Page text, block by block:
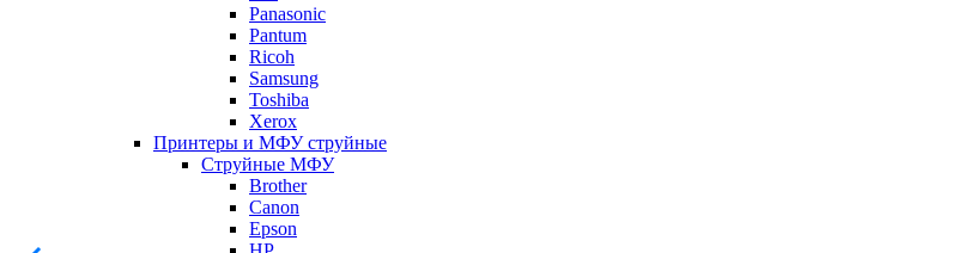
Panasonic
Pantum
Ricoh
Samsung
Toshiba
Xerox
Принтеры и МФУ струйные
Струйные МФУ
Brother
Canon
Epson